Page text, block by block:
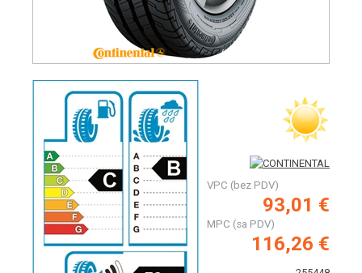
VPC (bez PDV)
93,01 €
MPC (sa PDV)
116,26 €